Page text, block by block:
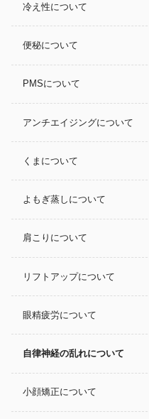
冷え性について
便秘について
PMSについて
アンチエイジングについて
くまについて
よもぎ蒸しについて
肩こりについて
リフトアップについて
眼精疲労について
自律神経の乱れについて
小顔矯正について